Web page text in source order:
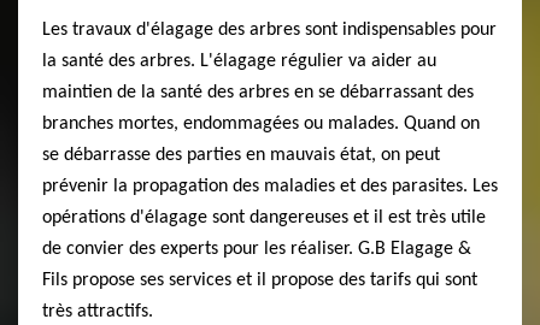
Les travaux d'élagage des arbres sont indispensables pour
la santé des arbres. L'élagage régulier va aider au
maintien de la santé des arbres en se débarrassant des
branches mortes, endommagées ou malades. Quand on
se débarrasse des parties en mauvais état, on peut
prévenir la propagation des maladies et des parasites. Les
opérations d'élagage sont dangereuses et il est très utile
de convier des experts pour les réaliser. G.B Elagage &
Fils propose ses services et il propose des tarifs qui sont
très attractifs.